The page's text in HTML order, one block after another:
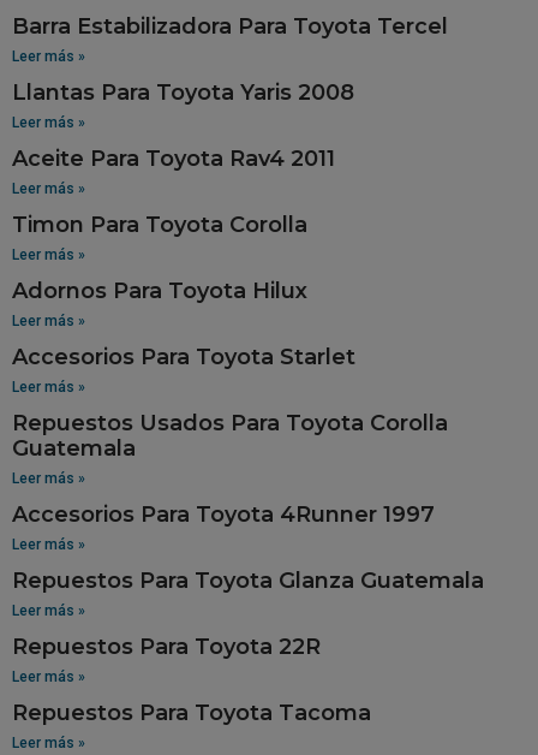
Barra Estabilizadora Para Toyota Tercel
Leer más »
Llantas Para Toyota Yaris 2008
Leer más »
Aceite Para Toyota Rav4 2011
Leer más »
Timon Para Toyota Corolla
Leer más »
Adornos Para Toyota Hilux
Leer más »
Accesorios Para Toyota Starlet
Leer más »
Repuestos Usados Para Toyota Corolla
Guatemala
Leer más »
Accesorios Para Toyota 4Runner 1997
Leer más »
Repuestos Para Toyota Glanza Guatemala
Leer más »
Repuestos Para Toyota 22R
Leer más »
Repuestos Para Toyota Tacoma
Leer más »